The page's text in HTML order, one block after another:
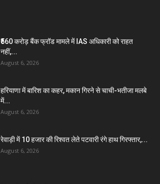
₹560 करोड़ बैंक फ्रॉड मामले में IAS अधिकारी को राहत
नहीं,...
August 6, 2026
हरियाणा में बारिश का कहर, मकान गिरने से चाची-भतीजा मलबे
में...
August 6, 2026
रेवाड़ी में 10 हजार की रिश्वत लेते पटवारी रंगे हाथ गिरफ्तार,...
August 6, 2026